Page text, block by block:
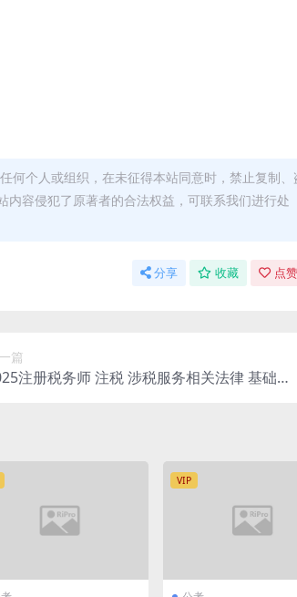
何个人或组织，在未征得本站同意时，禁止复制、
容侵犯了原著者的合法权益，可联系我们进行处
分享 收藏 点
篇
注册税务师 注税 涉税服务相关法律 基础必
VIP